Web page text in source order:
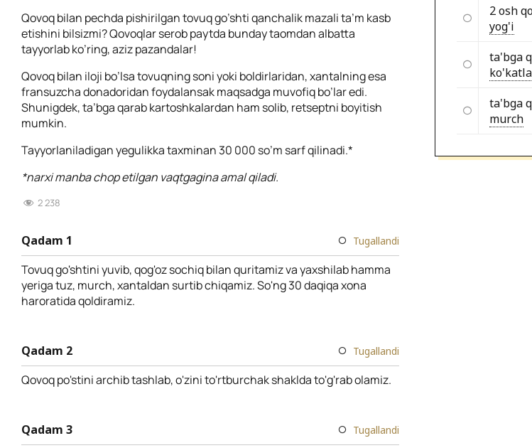
Qovoq bilan pechda pishirilgan tovuq go’shti qanchalik mazali ta’m kasb
etishini bilsizmi? Qovoqlar serob paytda bunday taomdan albatta
tayyorlab ko’ring, aziz pazandalar!
Qovoq bilan iloji bo’lsa tovuqning soni yoki boldirlaridan, xantalning esa
fransuzcha donadoridan foydalansak maqsadga muvofiq bo’lar edi.
Shunigdek, ta’bga qarab kartoshkalardan ham solib, retseptni boyitish
mumkin.
Tayyorlaniladigan yegulikka taxminan 30 000 so’m sarf qilinadi.*
*narxi manba chop etilgan vaqtgagina amal qiladi.
2 238
Qadam 1 Tugallandi
Tovuq go'shtini yuvib, qog'oz sochiq bilan quritamiz va yaxshilab hamma
yeriga tuz, murch, xantaldan surtib chiqamiz. So'ng 30 daqiqa xona
haroratida qoldiramiz.
Qadam 2 Tugallandi
Qovoq po'stini archib tashlab, o'zini to'rtburchak shaklda to'g'rab olamiz.
Qadam 3 Tugallandi
2 osh
yog'i
ta'bga
ta'bga
murch